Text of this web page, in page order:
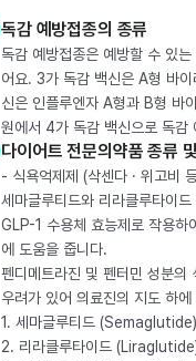
독감 예방접종의 종류
독감 예방접종은 예방할 수 있
어요. 3가 독감 백신은 A형 바
신은 인플루엔자 A형과 B형 바
원에서 4가 독감 백신으로 독감
다이어트 전문의약품 종류
- 식욕억제제 (삭센다 · 위고비
세마글루티드와 리라클루타이
GLP-1 수용체 효능제로 작용하
에 도움을 줍니다.
펜디메트라진 및 펜터민 성분의
우려가 있어 의료진의 지도 하
1. 세마글루티드
2. 리라클루타이드